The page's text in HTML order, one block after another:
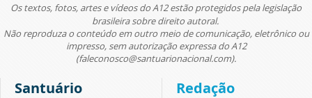
Os textos, fotos, artes e vídeos do A12 estão protegidos pela legislação
brasileira sobre direito autoral.
Não reproduza o conteúdo em outro meio de comunicação, eletrônico ou
impresso, sem autorização expressa do A12
(faleconosco@santuarionacional.com).
Santuário Redação